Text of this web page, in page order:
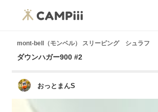
mont-bell（モンベル） スリーピング シュラフ
ダウンハガー900 #2
おっとまんS